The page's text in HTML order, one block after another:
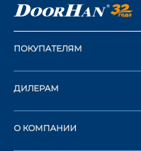
ПОКУПАТЕЛЯМ
Оформить заказ
Каталог
ДИЛЕРАМ
Стать дилером
О КОМПАНИИ